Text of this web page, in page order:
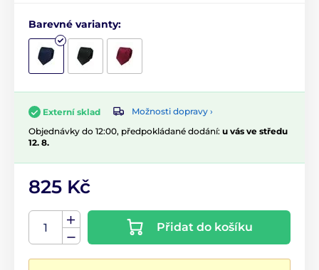
Barevné varianty:
Externí sklad
Možnosti dopravy ›
Objednávky do 12:00, předpokládané dodání: u vás ve středu
12. 8.
825 Kč
Přidat do košíku